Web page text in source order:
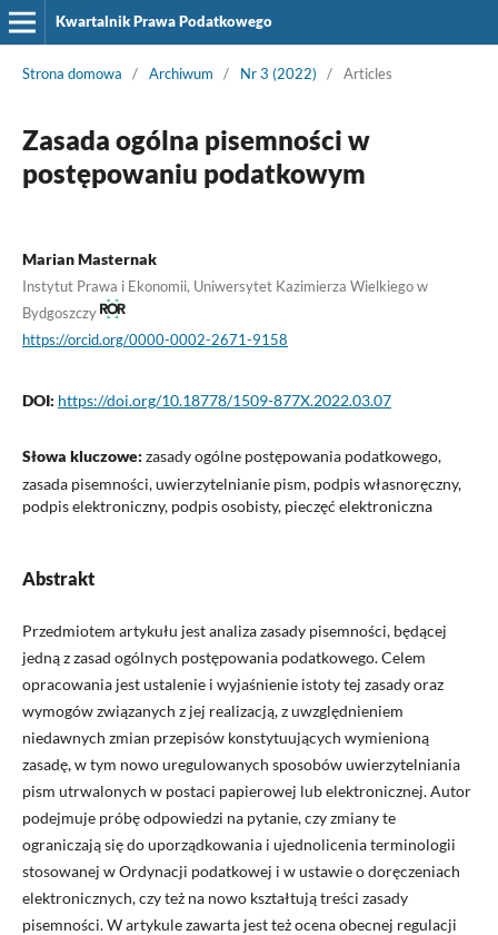
Kwartalnik Prawa Podatkowego
Strona domowa / Archiwum / Nr 3 (2022) / Articles
Zasada ogólna pisemności w
postępowaniu podatkowym
Marian Masternak
Instytut Prawa i Ekonomii, Uniwersytet Kazimierza Wielkiego w
Bydgoszczy
https://orcid.org/0000-0002-2671-9158
DOI: https://doi.org/10.18778/1509-877X.2022.03.07
Słowa kluczowe: zasady ogólne postępowania podatkowego,
zasada pisemności, uwierzytelnianie pism, podpis własnoręczny,
podpis elektroniczny, podpis osobisty, pieczęć elektroniczna
Abstrakt
Przedmiotem artykułu jest analiza zasady pisemności, będącej
jedną z zasad ogólnych postępowania podatkowego. Celem
opracowania jest ustalenie i wyjaśnienie istoty tej zasady oraz
wymogów związanych z jej realizacją, z uwzględnieniem
niedawnych zmian przepisów konstytuujących wymienioną
zasadę, w tym nowo uregulowanych sposobów uwierzytelniania
pism utrwalonych w postaci papierowej lub elektronicznej. Autor
podejmuje próbę odpowiedzi na pytanie, czy zmiany te
ograniczają się do uporządkowania i ujednolicenia terminologii
stosowanej w Ordynacji podatkowej i w ustawie o doręczeniach
elektronicznych, czy też na nowo kształtują treści zasady
pisemności. W artykule zawarta jest też ocena obecnej regulacji